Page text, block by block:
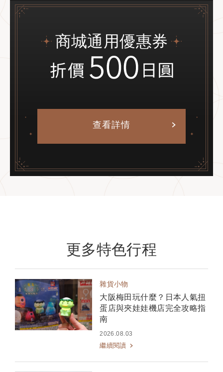
商城通用優惠券
查看詳情
更多特色行程
雜貨小物
大阪梅田玩什麼？日本人氣扭
蛋店與夾娃娃機店完全攻略指
南
2026.08.03
繼續閱讀